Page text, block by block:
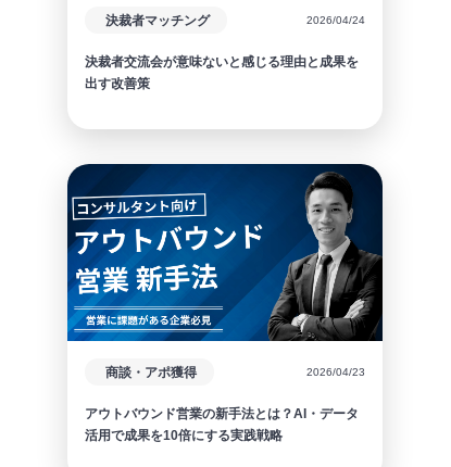
決裁者マッチング 2026/04/24
決裁者交流会が意味ないと感じる理由と成果を
出す改善策
商談・アポ獲得 2026/04/23
アウトバウンド営業の新手法とは？AI・データ
活用で成果を10倍にする実践戦略